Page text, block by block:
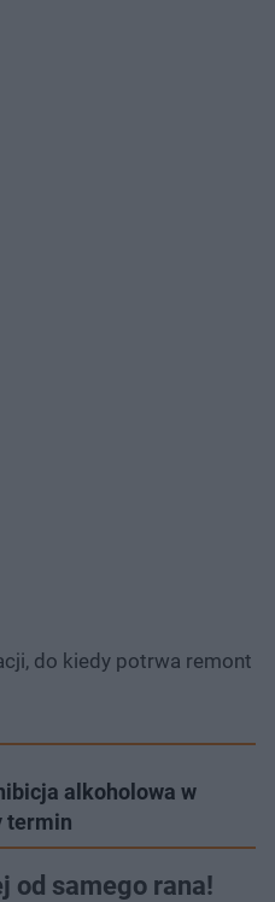
do kiedy potrwa remont
alkoholowa w
termin
od samego rana!